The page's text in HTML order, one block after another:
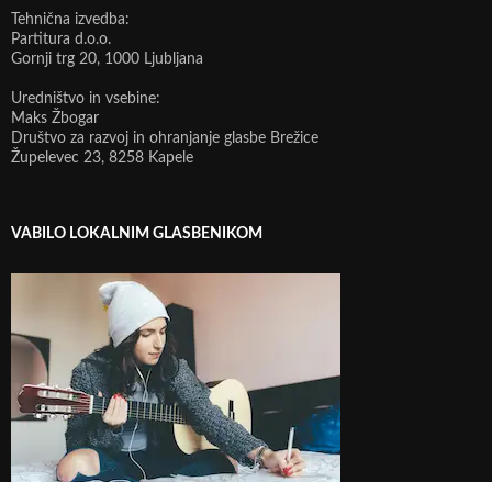
Tehnična izvedba:
Partitura d.o.o.
Gornji trg 20, 1000 Ljubljana
Uredništvo in vsebine:
Maks Žbogar
Društvo za razvoj in ohranjanje glasbe Brežice
Župelevec 23, 8258 Kapele
VABILO LOKALNIM GLASBENIKOM